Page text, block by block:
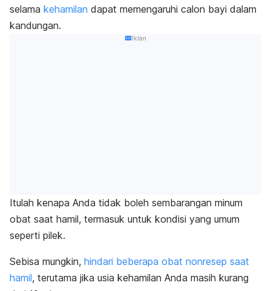
selama kehamilan dapat memengaruhi calon bayi dalam
kandungan.
Iklan
Itulah kenapa Anda tidak boleh sembarangan minum
obat saat hamil, termasuk untuk kondisi yang umum
seperti pilek.
Sebisa mungkin, hindari beberapa obat nonresep saat
hamil, terutama jika usia kehamilan Anda masih kurang